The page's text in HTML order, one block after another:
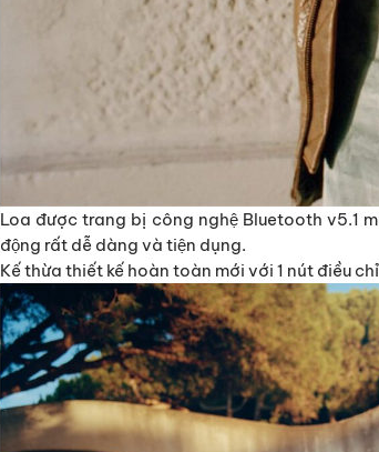
Loa được trang bị công nghệ Bluetooth v5.1
động rất dễ dàng và tiện dụng.
Kế thừa thiết kế hoàn toàn mới với 1 nút điều